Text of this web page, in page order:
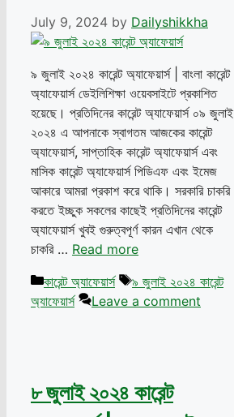
July 9, 2024 by Dailyshikkha
৯ জুলাই ২০২৪ কারেন্ট অ্যাফেয়ার্স | বাংলা কারেন্ট
অ্যাফেয়ার্স ডেইলিশিক্ষা ওয়েবসাইটে প্রকাশিত
হয়েছে। প্রতিদিনের কারেন্ট অ্যাফেয়ার্স ০৯ জুলাই
২০২৪ এ আপনাকে স্বাগতম আজকের কারেন্ট
অ্যাফেয়ার্স, সাপ্তাহিক কারেন্ট অ্যাফেয়ার্স এবং
মাসিক কারেন্ট অ্যাফেয়ার্স পিডিএফ এবং ইমেজ
আকারে আমরা প্রকাশ করে থাকি। সরকারি চাকরি
করতে ইচ্ছুক সকলের কাছেই প্রতিদিনের কারেন্ট
অ্যাফেয়ার্স খুবই গুরুত্বপূর্ণ কারন এখান থেকে
চাকরি … Read more
Categories
কারেন্ট অ্যাফেয়ার্স Tags
৯ জুলাই ২০২৪ কারেন্ট
অ্যাফেয়ার্স
Leave a comment
৮ জুলাই ২০২৪ কারেন্ট